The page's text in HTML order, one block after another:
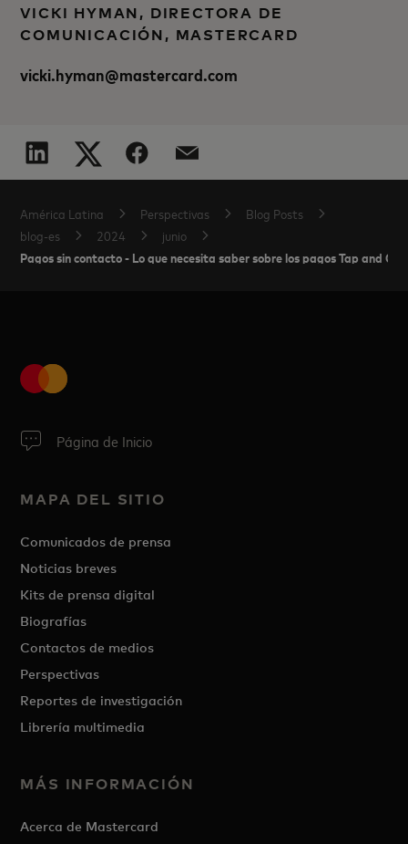
VICKI HYMAN, DIRECTORA DE
COMUNICACIÓN, MASTERCARD
vicki.hyman@mastercard.com
América Latina Perspectivas
Blog Posts
blog-es
2024 junio
Pagos sin contacto - Lo que necesita saber sobre los pagos Tap and Go
Página de Inicio
MAPA DEL SITIO
Comunicados de prensa
Noticias breves
Kits de prensa digital
Biografías
Contactos de medios
Perspectivas
Reportes de investigación
Librería multimedia
MÁS INFORMACIÓN
Acerca de Mastercard